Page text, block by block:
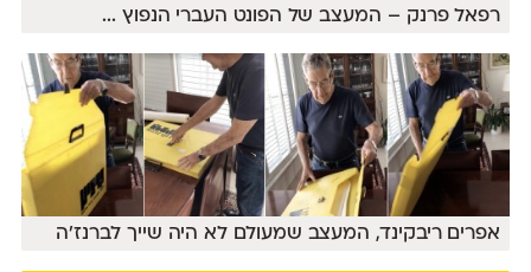
רפאל פרנק – המעצב של הפונט העברי הנפוץ ...
אפרים ריבקינד, המעצב שמעולם לא היה שייך לברנז׳ה